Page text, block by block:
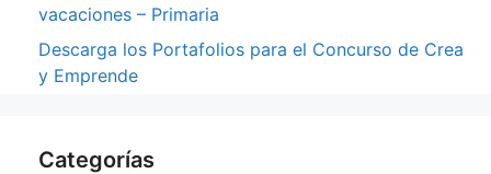
vacaciones – Primaria
Descarga los Portafolios para el Concurso de Crea
y Emprende
Categorías